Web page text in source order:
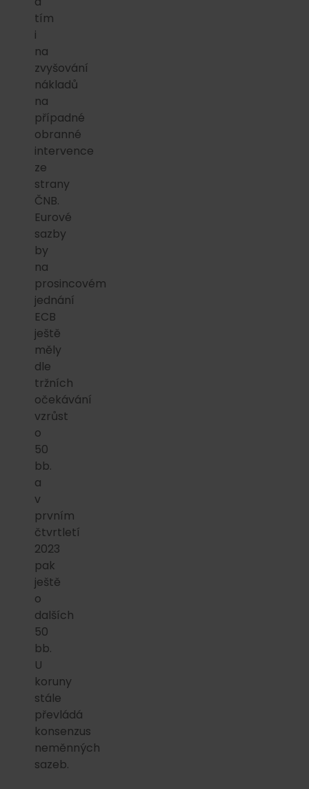
tím
i
na
zvyšování
nákladů
na
případné
obranné
intervence
ze
strany
ČNB.
Eurové
sazby
by
na
prosincovém
jednání
ECB
ještě
měly
dle
tržních
očekávání
vzrůst
o
50
bb.
a
v
prvním
čtvrtletí
2023
pak
ještě
o
dalších
50
bb.
U
koruny
stále
převládá
konsenzus
neměnných
sazeb.